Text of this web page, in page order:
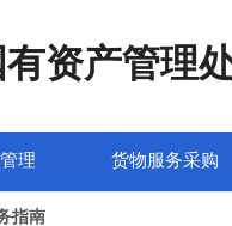
有资产管理
理 货物服务采购
指南